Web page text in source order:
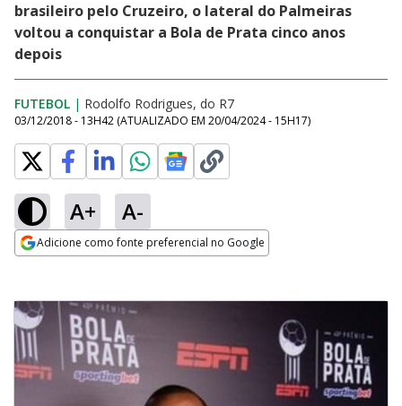
brasileiro pelo Cruzeiro, o lateral do Palmeiras
voltou a conquistar a Bola de Prata cinco anos
depois
FUTEBOL | Rodolfo Rodrigues, do R7
03/12/2018 - 13H42 (ATUALIZADO EM 20/04/2024 - 15H17)
A+ A-
Adicione como fonte preferencial no Google